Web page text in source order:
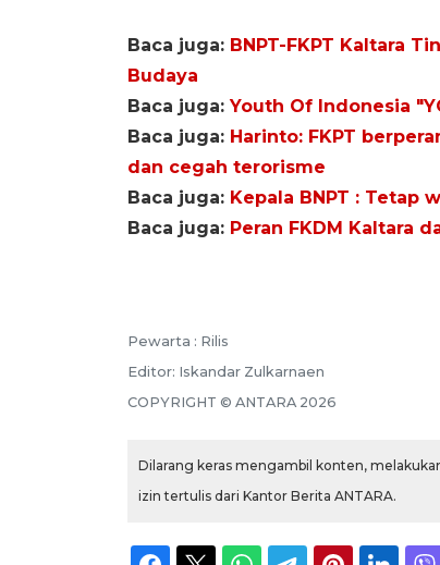
Baca juga: BNPT-FKPT Kaltara
Budaya
Baca juga:Youth Of Indonesia
Baca juga: Harinto: FKPT
dan cegah terorisme
Baca juga: Kepala BNPT : Tetap
Baca juga: Peran FKDM Kaltara
Pewarta : Rilis
Editor: Iskandar Zulkarnaen
COPYRIGHT © ANTARA 2026
Dilarang keras mengambil konten,
izin tertulis dari Kantor Berita ANTARA.